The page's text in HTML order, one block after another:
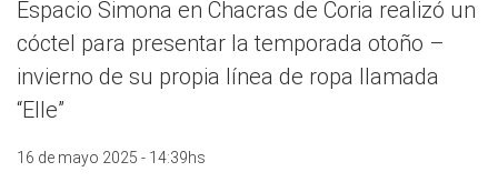
Espacio Simona en Chacras de Coria realizó un
cóctel para presentar la temporada otoño –
invierno de su propia línea de ropa llamada
“Elle”
16 de mayo 2025 - 14:39hs